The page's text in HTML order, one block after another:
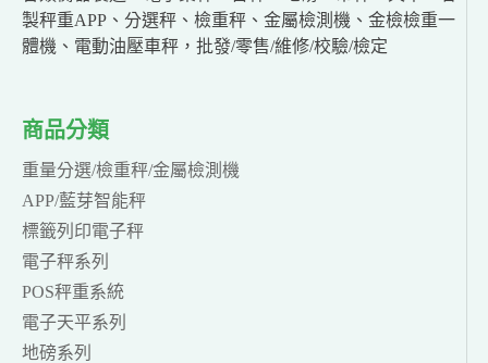
製秤重APP、分選秤、檢重秤、金屬檢測機、金檢檢重一
體機、電動油壓車秤，批發/零售/維修/校驗/檢定
商品分類
重量分選/檢重秤/金屬檢測機
APP/藍芽智能秤
標籤列印電子秤
電子秤系列
POS秤重系統
電子天平系列
地磅系列